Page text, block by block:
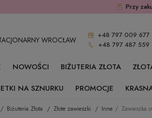
Przy
WROCŁAW
+48 797 009 677
+48 797 487 559
NOWOŚCI BIŻUTERIA ZŁOTA
NA SZNURKU
PROMOCJE
Biżuteria Złota Złote zawieszki Inne Zawieszka